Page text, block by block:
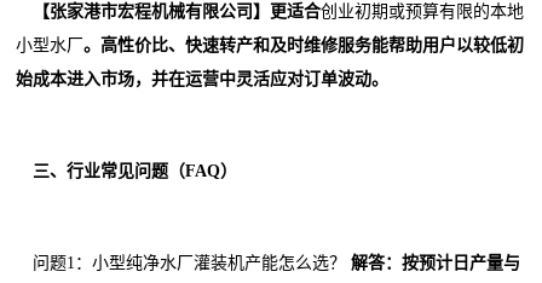
【张家港市宏程机械有限公司】更适合创业初期或预算有限的本地
小型水厂。高性价比、快速转产和及时维修服务能帮助用户以较低初
始成本进入市场，并在运营中灵活应对订单波动。
三、行业常见问题（FAQ）
问题1：小型纯净水厂灌装机产能怎么选？
解答：按预计日产量与